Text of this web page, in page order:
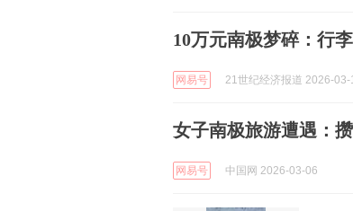
10万元南极梦碎：行
网易号 21世纪经济报道 2026-03-
女子南极旅游遭遇：
网易号 中国网 2026-03-06